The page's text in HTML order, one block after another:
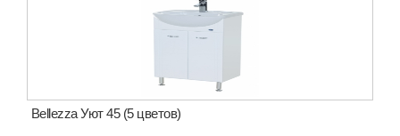
Bellezza Уют 45 (5 цветов)